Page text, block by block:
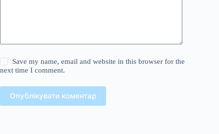
Save my name, email and website in this browser for the
next time I comment.
Опублікувати коментар